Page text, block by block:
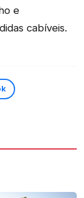
e
cabíveis.